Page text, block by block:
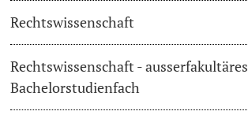
Rechtswissenschaft
Rechtswissenschaft - ausserfakultäres
Bachelorstudienfach